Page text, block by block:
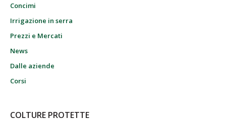
Concimi
Irrigazione in serra
Prezzi e Mercati
News
Dalle aziende
Corsi
COLTURE PROTETTE